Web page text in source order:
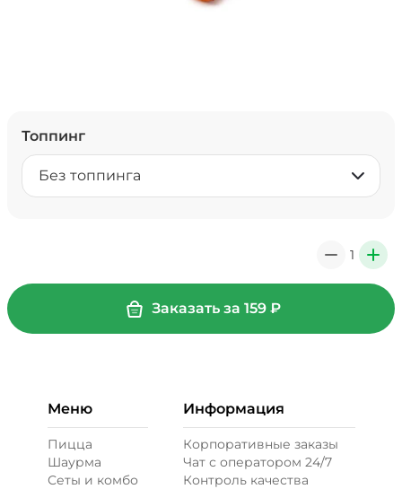
Топпинг
Без топпинга
1 +
Заказать за 159₽
Меню
Пицца
Шаурма
Сеты и комбо
Информация
Корпоративные заказы
Чат с оператором 24/7
Контроль качества